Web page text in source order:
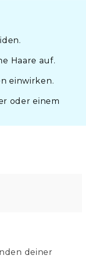
Haare auf.
einwirken.
oder einem
deiner